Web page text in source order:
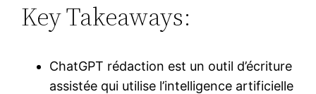
Key Takeaways:
ChatGPT rédaction est un outil d’écriture
assistée qui utilise l’intelligence artificielle